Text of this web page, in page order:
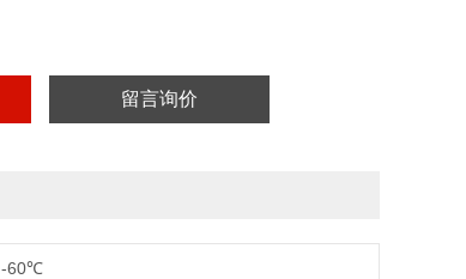
留言询价
-60℃